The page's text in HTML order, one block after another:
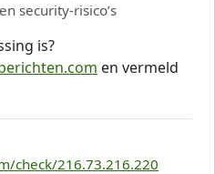
security-risico’s
is?
en vermeld
check/216.73.216.220